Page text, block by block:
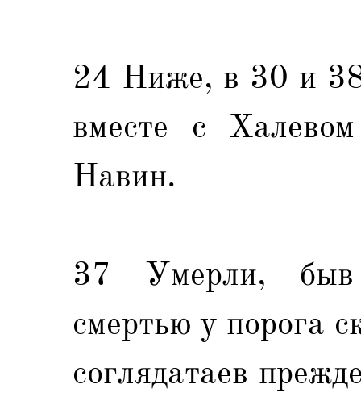
24 Ниже, в 30 и 38
вместе с
Навин.
37 Умерли, быв
смертью у порога
соглядатаев